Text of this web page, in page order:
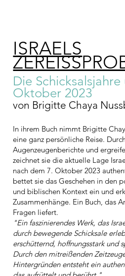
ISRAELS
Die
Oktober 2023
von Brigitte Chaya
In ihrem Buch nimmt Brigitte
eine ganz persönliche Reise.
Augenzeugenberichte und
zeichnet sie die aktuelle Lage
nach dem 7. Oktober 2023
bettet sie das Geschehen in den
und biblischen Kontext ein und
Zusammenhänge. Ein Buch, das
Fragen liefert.
"Ein faszinierendes Werk, das
durch bewegende Schicksale
erschütternd, hoffnungsstark und
Durch den mitreißenden
Hintergründen entsteht ein